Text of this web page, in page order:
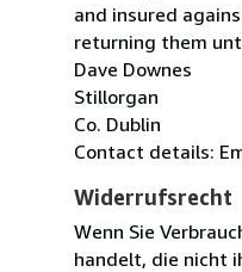
and insured
returning them
Dave Downes
Stillorgan
Co. Dublin
Contact details:
Widerrufsrecht
Wenn Sie
handelt, die nicht